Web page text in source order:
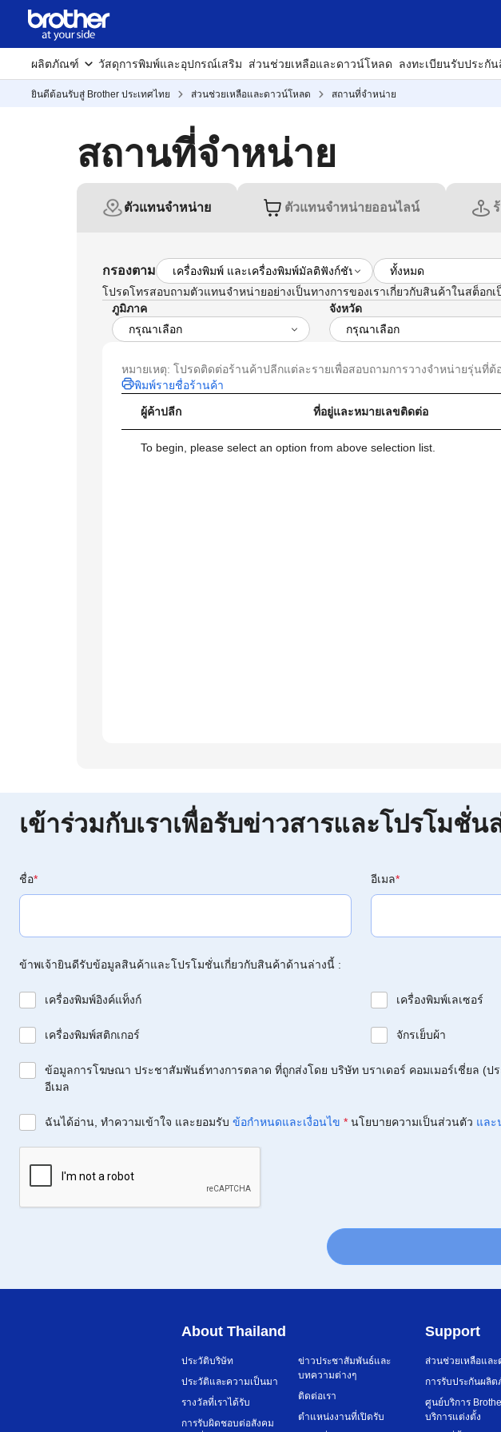
ผลิตภัณฑ์ วัสดุการพิมพ์และอุปกรณ์เสริม ส่วนช่วยเหลือและดาวน์โหลด ลงทะเบียนรับประกั
ยินดีต้อนรับสู่ Brother ประเทศไทย ส่วนช่วยเหลือและดาวน์โหลด สถานที่จำหน่าย
สถานที่จำหน่าย
ตัวแทนจำหน่าย ตัวแทนจำหน่ายออนไลน์
กรองตาม
โปรดโทรสอบถามตัวแทนจำหน่ายอย่างเป็นทางการของเราเกี่ยวกับสินค้าในสต็อก
ภูมิภาค
จังหวัด
หมายเหตุ: โปรดติดต่อร้านค้าปลีกแต่ละรายเพื่อสอบถามการวางจำหน่ายรุ่นที่ต้
พิมพ์รายชื่อร้านค้า
ผู้ค้าปลีก ที่อยู่และหมายเลขติดต่อ
To begin, please select an option from above selection list.
เข้าร่วมกับเราเพื่อรับข่าวสารและโปรโมชั่น
ชื่อ* อีเมล*
ข้าพเจ้ายินดีรับข้อมูลสินค้าและโปรโมชั่นเกี่ยวกับสินค้าด้านล่างนี้ :
เครื่องพิมพ์อิงค์แท็งก์ เครื่องพิมพ์เลเซอร์
เครื่องพิมพ์สติกเกอร์ จักรเย็บผ้า
ข้อมูลการโฆษณา ประชาสัมพันธ์ทางการตลาด ที่ถูกส่งโดย บริษัท บราเดอร์ คอมเมอร์เชี่ยล
อีเมล
ฉันได้อ่าน, ทำความเข้าใจ และยอมรับ ข้อกำหนดและเงื่อนไข * นโยบายความเป็นส่วนตัว และ
About Thailand
ประวัติบริษัท
ประวัติและความเป็นมา
รางวัลที่เราได้รับ
การรับผิดชอบต่อสังคม
ข่าวประชาสัมพันธ์และ
บทความต่างๆ
ติดต่อเรา
ตำแหน่งงานที่เปิดรับ
Support
ส่วนช่วยเหลือแล
การรับประกันผลิ
ศูนย์บริการ
บริการแต่งตั้ง